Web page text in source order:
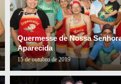
Quermesse de Nossa
Aparecida
15 de outubro de 2019